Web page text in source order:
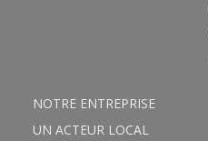
NOTRE ENTREPRISE
UN ACTEUR LOCAL